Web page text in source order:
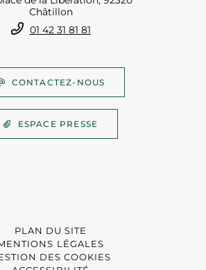
Châtillon
01 42 31 81 81
CONTACTEZ-NOUS
ESPACE PRESSE
PLAN DU SITE
LÉGALES
DES COOKIES